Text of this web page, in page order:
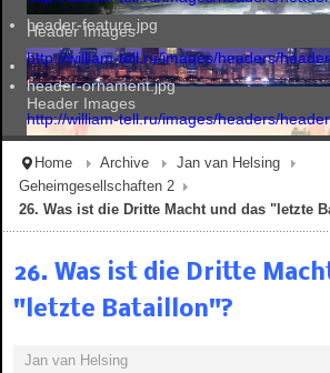
Header Images
Header Images
Header Images
Header Images
header-feature.jpg
http://william-tell.ru/images/headers/
header-ornament.jpg
http://william-tell.ru/images/headers/
Home Archive
Jan van Helsing
Geheimgesellschaften 2
26. Was ist die Dritte Macht und das "letzte
26. Was ist die Dritte
"letzte Bataillon"?
Jan van Helsing